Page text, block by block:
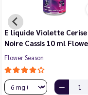
E liquide Violette Cerise
Noire Cassis 10 ml
Flower Season